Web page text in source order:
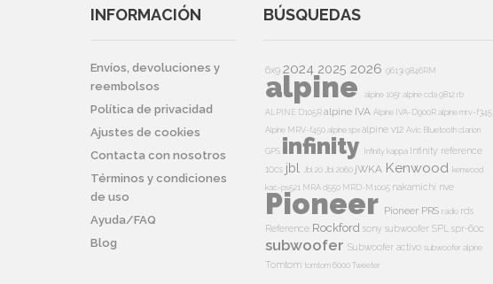
INFORMACIÓN
Envíos, devoluciones y
reembolsos
Política de privacidad
Ajustes de cookies
Contacta con nosotros
Términos y condiciones
de uso
Ayuda/FAQ
Blog
BÚSQUEDAS
6x9 2024 2025 2026 9613i9846RM
alpine alpine 105r alpine cda 9812 rb
ALPINE D105Ralpine IVA Alpine IVA-D900Ralpine mrv-f345
Alpine MRV-f450alpine spxalpine v12 Avic Bluetoothclarion
GPS infinity Infinity kappa Infinity reference
10cs jbl Jbl 20 Jbl 2060 jWKA Kenwood kenwood
kac-ps521 MRA d550 MRD-M1005 nakamichi nve
Pioneer Pioneer PRS radio rds
Reference Rockford sony subwoofer SPL spr-60c
subwoofer Subwoofer activo subwoofer alpine
Tomtom tomtom 6000Tweeter